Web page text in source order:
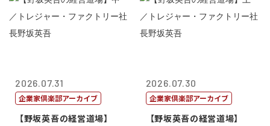
2026.07.31
企業家倶楽部アーカイブ
【野坂英吾の経営道場】
2026.07.30
企業家倶楽部アーカイブ
【野坂英吾の経営道場】